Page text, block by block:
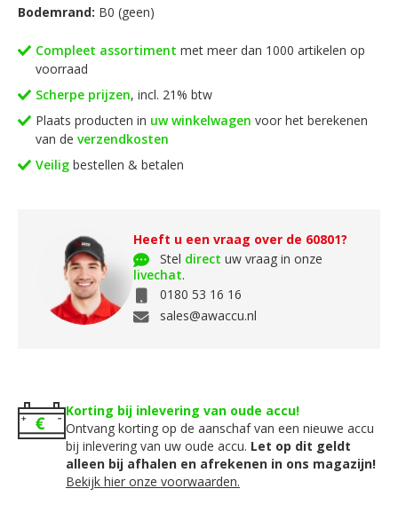
Bodemrand: B0 (geen)
Compleet assortiment met meer dan 1000 artikelen op
voorraad
Scherpe prijzen, incl. 21% btw
Plaats producten in uw winkelwagen voor het berekenen
van de verzendkosten
Veilig bestellen & betalen
Heeft u een vraag over de 60801?
Stel direct uw vraag in onze
livechat.
0180 53 16 16
sales@awaccu.nl
Korting bij inlevering van oude accu!
Ontvang korting op de aanschaf van een nieuwe accu
bij inlevering van uw oude accu. Let op dit geldt
alleen bij afhalen en afrekenen in ons magazijn!
Bekijk hier onze voorwaarden.